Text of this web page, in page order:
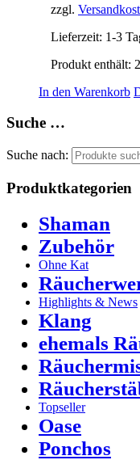
zzgl.
Lieferzeit: 1-3
Produkt enthält:
In den Warenkorb
Suche …
Suche nach:
Produktkategorien
Shaman
Zubehör
Ohne Kat
Highlights & News
Klang
ehemals
Topseller
Oase
Ponchos